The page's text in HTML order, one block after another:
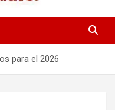
para el 2026